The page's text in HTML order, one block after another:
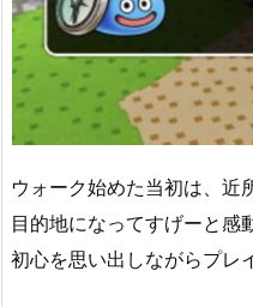
ウォーク始めた当初は、近
目的地になってすげーと感
初心を思い出しながらプレ